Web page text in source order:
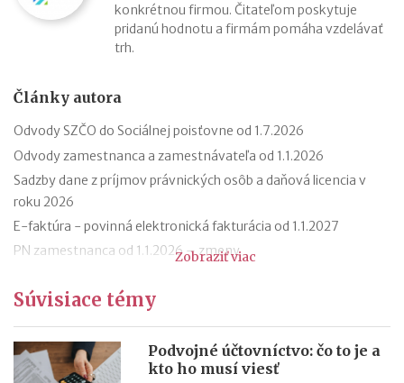
konkrétnou firmou. Čitateľom poskytuje
pridanú hodnotu a firmám pomáha vzdelávať
trh.
Články autora
Odvody SZČO do Sociálnej poisťovne od 1.7.2026
Odvody zamestnanca a zamestnávateľa od 1.1.2026
Sadzby dane z príjmov právnických osôb a daňová licencia v
roku 2026
E-faktúra - povinná elektronická fakturácia od 1.1.2027
PN zamestnanca od 1.1.2026 – zmeny
Transakčná daň v kocke
Podvojné účtovníctvo: čo to je a kto ho musí viesť
Daňové priznanie živnostníka za rok 2024
Registrácia na DPH od roku 2025: praktické príklady
Zobraziť viac
Súvisiace témy
Podvojné účtovníctvo: čo to je a
kto ho musí viesť